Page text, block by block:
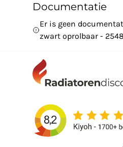
Documentatie
Er is geen
zwart oprolbaar -